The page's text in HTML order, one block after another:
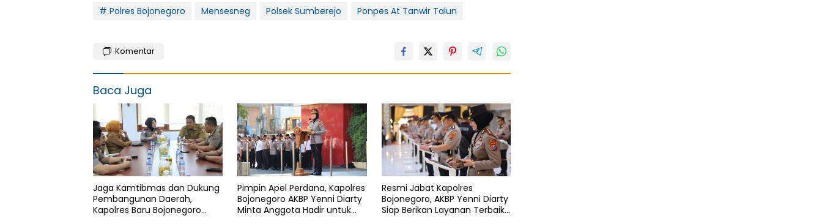
# Polres Bojonegoro Mensesneg Polsek Sumberejo Ponpes At Tanwir Talun
Komentar
Baca Juga
Jaga Kamtibmas dan Dukung
Pembangunan Daerah,
Kapolres Baru Bojonegoro
Pimpin Apel Perdana, Kapolres
Bojonegoro AKBP Yenni Diarty
Minta Anggota Hadir untuk
Resmi Jabat Kapolres
Bojonegoro, AKBP Yenni Diarty
Siap Berikan Layanan Terbaik